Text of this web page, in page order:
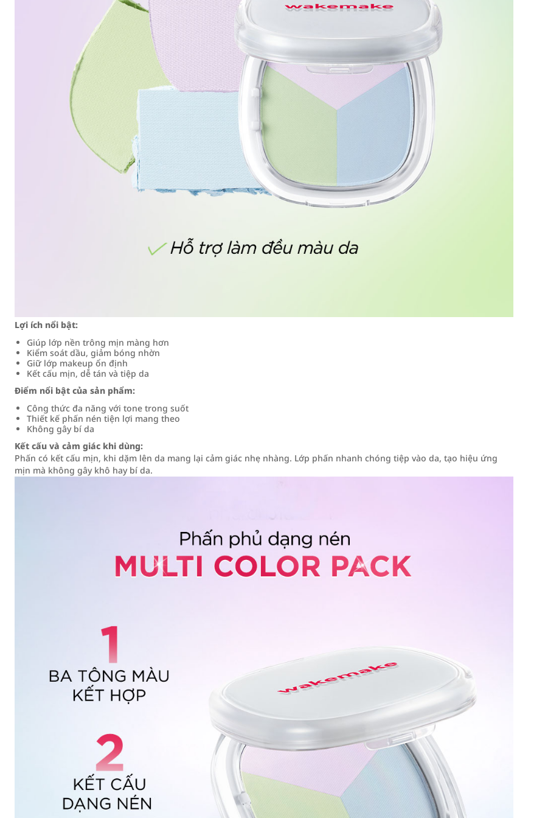
Lợi ích nổi bật:
Giúp lớp nền trông mịn màng hơn
Kiểm soát dầu, giảm bóng nhờn
Giữ lớp makeup ổn định
Kết cấu mịn, dễ tán và tiệp da
Điểm nổi bật của sản phẩm:
Công thức đa năng với tone trong suốt
Thiết kế phấn nén tiện lợi mang theo
Không gây bí da
Kết cấu và cảm giác khi dùng:
Phấn có kết cấu mịn, khi dặm lên da mang lại cảm giác nhẹ nhàng. Lớp phấn nhanh chóng tiệp vào da, tạo hiệu ứng
mịn mà không gây khô hay bí da.